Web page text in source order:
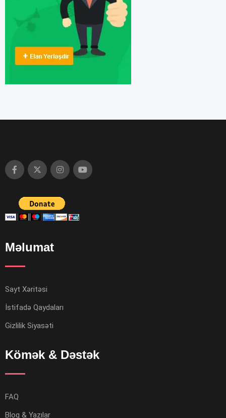
Məlumat
Sayt Xəritəsi
İstifadə Qaydaları
Gizlilik Siyasəti
Kömək & Dəstək
FAQ
Bloq & Yazılar